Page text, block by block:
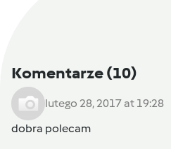
Komentarze(10)
lutego 28, 2017 at 19:28
dobra polecam